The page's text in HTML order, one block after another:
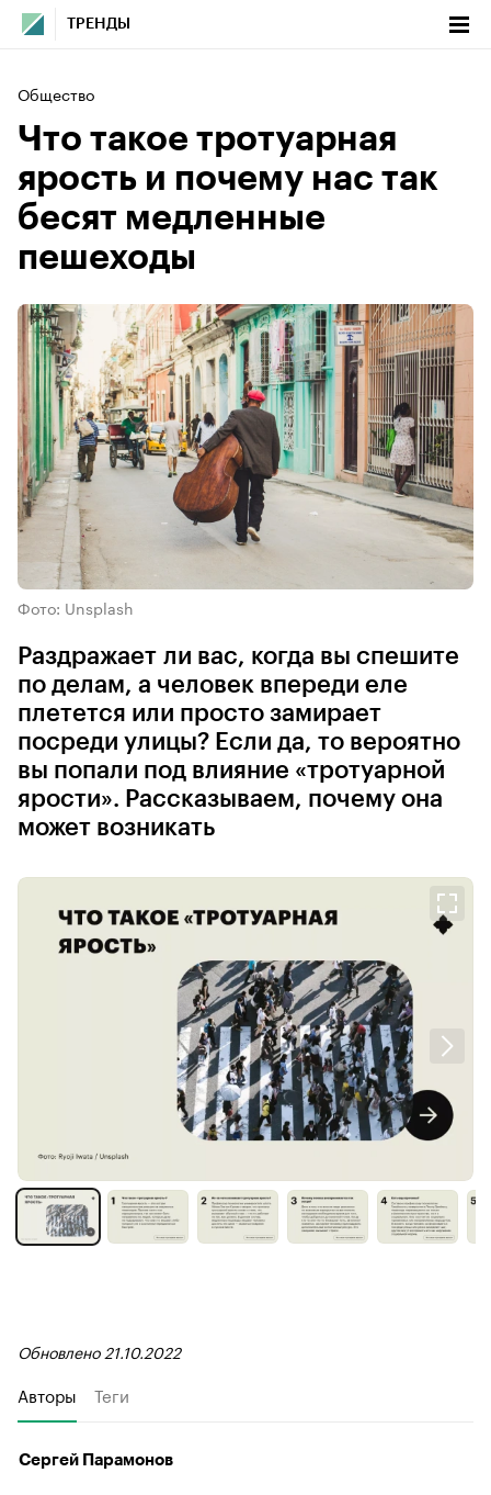
ТРЕНДЫ
Общество
Что такое тротуарная
ярость и почему нас так
бесят медленные
пешеходы
Фото: Unsplash
Раздражает ли вас, когда вы спешите
по делам, а человек впереди еле
плетется или просто замирает
посреди улицы? Если да, то вероятно
вы попали под влияние «тротуарной
ярости». Рассказываем, почему она
может возникать
Обновлено 21.10.2022
Авторы Теги
Сергей Парамонов